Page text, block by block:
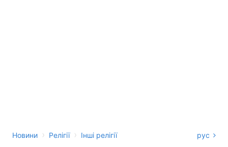
Новини › Релігії › Інші релігії рус